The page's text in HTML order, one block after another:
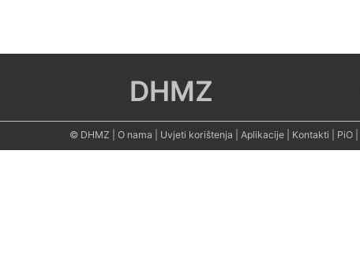
DHMZ
© DHMZ O nama Uvjeti korištenja Aplikacije Kontakti PiO